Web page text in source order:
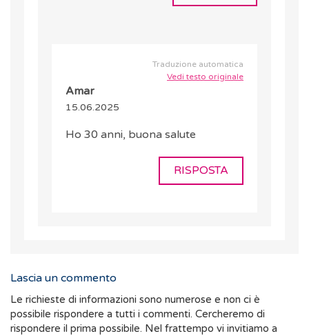
Traduzione automatica
Vedi testo originale
Amar
15.06.2025
Ho 30 anni, buona salute
RISPOSTA
Lascia un commento
Le richieste di informazioni sono numerose e non ci è
possibile rispondere a tutti i commenti. Cercheremo di
rispondere il prima possibile. Nel frattempo vi invitiamo a